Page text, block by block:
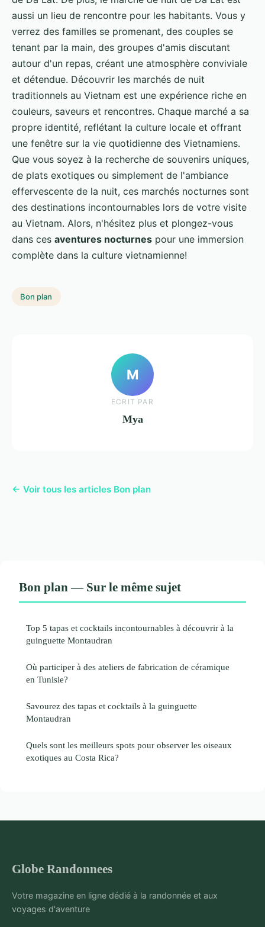
aussi un lieu de rencontre pour les habitants. Vous y
verrez des familles se promenant, des couples se
tenant par la main, des groupes d'amis discutant
autour d'un repas, créant une atmosphère conviviale
et détendue. Découvrir les marchés de nuit
traditionnels au Vietnam est une expérience riche en
couleurs, saveurs et rencontres. Chaque marché a sa
propre identité, reflétant la culture locale et offrant
une fenêtre sur la vie quotidienne des Vietnamiens.
Que vous soyez à la recherche de souvenirs uniques,
de plats exotiques ou simplement de l'ambiance
effervescente de la nuit, ces marchés nocturnes sont
des destinations incontournables lors de votre visite
au Vietnam. Alors, n'hésitez plus et plongez-vous
dans ces aventures nocturnes pour une immersion
complète dans la culture vietnamienne!
Bon plan
M
ECRIT PAR
Mya
← Voir tous les articles Bon plan
Bon plan — Sur le même sujet
Top 5 tapas et cocktails incontournables à découvrir à la
guinguette Montaudran
Où participer à des ateliers de fabrication de céramique
en Tunisie?
Savourez des tapas et cocktails à la guinguette
Montaudran
Quels sont les meilleurs spots pour observer les oiseaux
exotiques au Costa Rica?
Globe Randonnees
Votre magazine en ligne dédié à la randonnée et aux
voyages d'aventure